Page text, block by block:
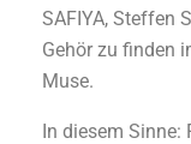
SAFIYA, Steffen
Gehör zu finden
Muse.
In diesem Sinne: